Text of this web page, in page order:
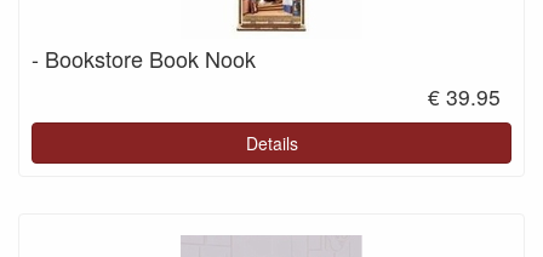
- Bookstore Book Nook
€ 39.95
Details